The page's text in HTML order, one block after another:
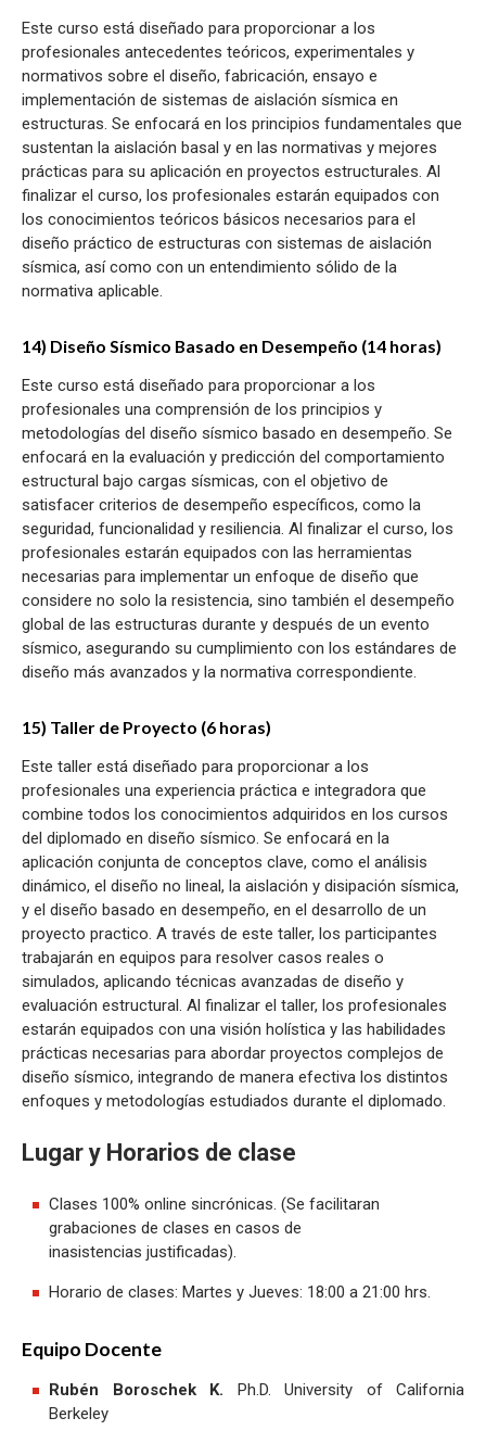
Este curso está diseñado para proporcionar a los
profesionales antecedentes teóricos, experimentales y
normativos sobre el diseño, fabricación, ensayo e
implementación de sistemas de aislación sísmica en
estructuras. Se enfocará en los principios fundamentales que
sustentan la aislación basal y en las normativas y mejores
prácticas para su aplicación en proyectos estructurales. Al
finalizar el curso, los profesionales estarán equipados con
los conocimientos teóricos básicos necesarios para el
diseño práctico de estructuras con sistemas de aislación
sísmica, así como con un entendimiento sólido de la
normativa aplicable.
14) Diseño Sísmico Basado en Desempeño (14 horas)
Este curso está diseñado para proporcionar a los
profesionales una comprensión de los principios y
metodologías del diseño sísmico basado en desempeño. Se
enfocará en la evaluación y predicción del comportamiento
estructural bajo cargas sísmicas, con el objetivo de
satisfacer criterios de desempeño específicos, como la
seguridad, funcionalidad y resiliencia. Al finalizar el curso, los
profesionales estarán equipados con las herramientas
necesarias para implementar un enfoque de diseño que
considere no solo la resistencia, sino también el desempeño
global de las estructuras durante y después de un evento
sísmico, asegurando su cumplimiento con los estándares de
diseño más avanzados y la normativa correspondiente.
15) Taller de Proyecto (6 horas)
Este taller está diseñado para proporcionar a los
profesionales una experiencia práctica e integradora que
combine todos los conocimientos adquiridos en los cursos
del diplomado en diseño sísmico. Se enfocará en la
aplicación conjunta de conceptos clave, como el análisis
dinámico, el diseño no lineal, la aislación y disipación sísmica,
y el diseño basado en desempeño, en el desarrollo de un
proyecto practico. A través de este taller, los participantes
trabajarán en equipos para resolver casos reales o
simulados, aplicando técnicas avanzadas de diseño y
evaluación estructural. Al finalizar el taller, los profesionales
estarán equipados con una visión holística y las habilidades
prácticas necesarias para abordar proyectos complejos de
diseño sísmico, integrando de manera efectiva los distintos
enfoques y metodologías estudiados durante el diplomado.
Lugar y Horarios de clase
Clases 100% online sincrónicas. (Se facilitaran
grabaciones de clases en casos de
inasistencias justificadas).
Horario de clases: Martes y Jueves: 18:00 a 21:00 hrs.
Equipo Docente
Rubén Boroschek K. Ph.D. University of California
Berkeley